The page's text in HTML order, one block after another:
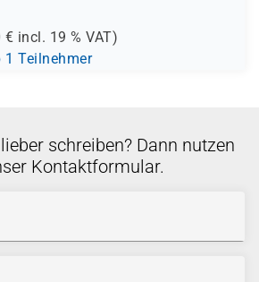
€ incl. 19 % VAT)
Teilnehmer
schreiben? Dann nutzen
Kontaktformular.